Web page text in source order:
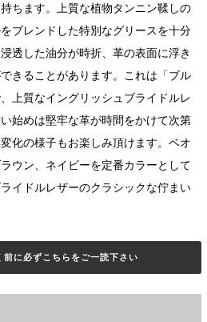
ちます。上質な植物タンニン鞣しの
ブレンドした特別なグリースを十分
透した油分が時折、革の表面に浮き
きることがあります。これは「ブル
上質なイングリッシュブライドルレ
始めは堅牢な革が時間をかけて次第
化の様子もお楽しみ頂けます。ベオ
ウン、ネイビーを定番カラーとして
イドルレザーのクラシックな佇まい
前に必ずこちらをご一読下さい